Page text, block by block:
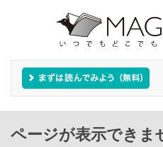
ページが表示できま